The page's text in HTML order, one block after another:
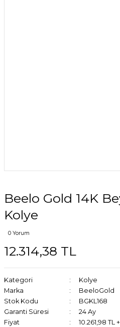
Beelo Gold 14K
Kolye
0 Yorum
12.314,38 TL
Kategori
Kolye
Marka
BeeloGold
Stok Kodu
BGKL168
Garanti Süresi
24 Ay
Fiyat
10.261,98 TL